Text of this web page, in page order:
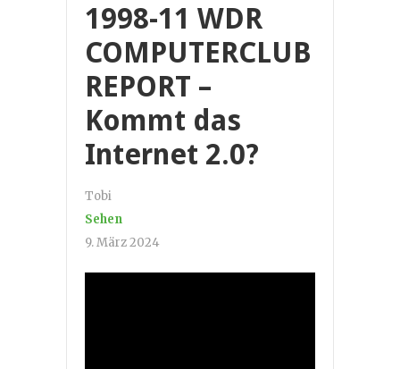
1998-11 WDR
COMPUTERCLUB
REPORT –
Kommt das
Internet 2.0?
Tobi
Sehen
9. März 2024